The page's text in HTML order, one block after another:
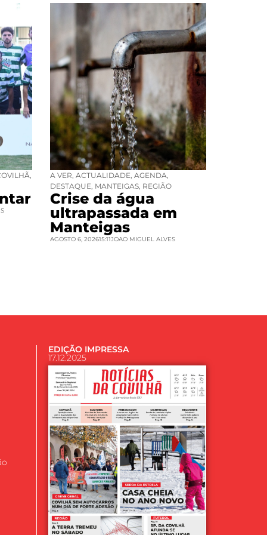
,
A VER, ACTUALIDADE, AGENDA,
DESTAQUE, MANTEIGAS, REGIÃO
Crise da água
ultrapassada em
Manteigas
AGOSTO 6, 202615:11JOAO MIGUEL ALVES
EDIÇÃO IMPRESSA
17.12.2025